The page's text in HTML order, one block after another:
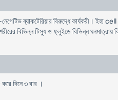
নেগেটিভ ব্যাকটেরিয়ার বিরুদ্ধে
বিভিন্ন টিস্যু ও ফ্লুইডে বিভিন্ন ঘনমাত্রায়
দিনে ৩ বার ।